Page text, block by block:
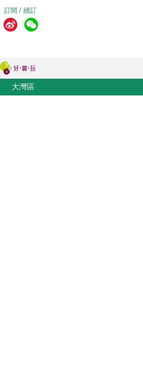
訂閱 / 續訂
大灣區